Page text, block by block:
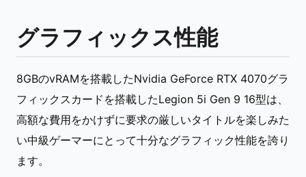
グラフィックス性能
8GBのvRAMを搭載したNvidia GeForce RTX 4070グラ
フィックスカードを搭載したLegion 5i Gen 9 16型は、
高額な費用をかけずに要求の厳しいタイトルを楽しみた
い中級ゲーマーにとって十分なグラフィック性能を誇り
ます。